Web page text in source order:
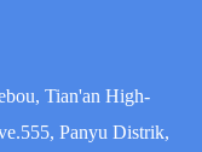
Tian'an High-
Panyu Distrik,